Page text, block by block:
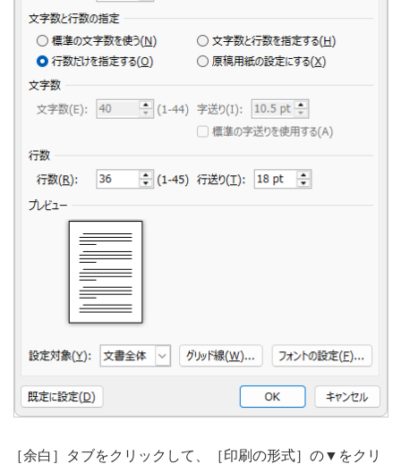
［余白］タブをクリックして、［印刷の形式］の▼をクリ